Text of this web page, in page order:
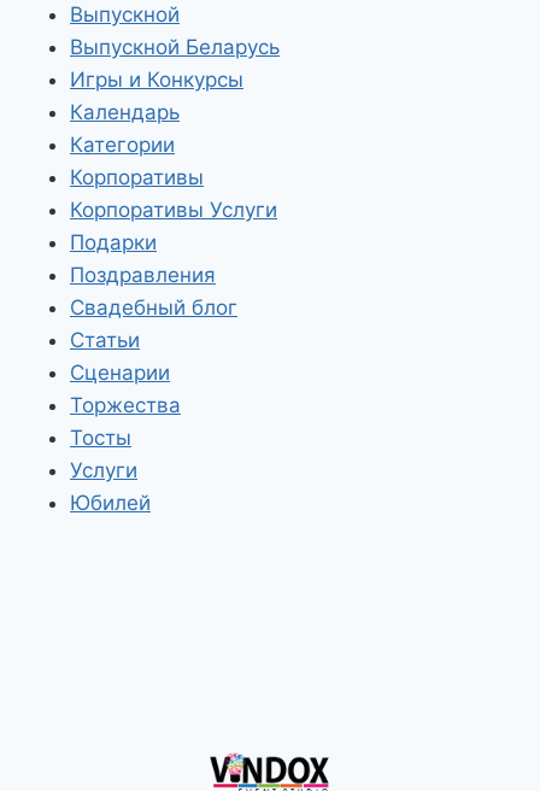
Выпускной
Выпускной Беларусь
Игры и Конкурсы
Календарь
Категории
Корпоративы
Корпоративы Услуги
Подарки
Поздравления
Свадебный блог
Статьи
Сценарии
Торжества
Тосты
Услуги
Юбилей